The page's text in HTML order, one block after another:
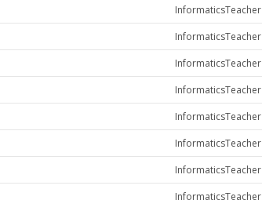
InformaticsTeacher
InformaticsTeacher
InformaticsTeacher
InformaticsTeacher
InformaticsTeacher
InformaticsTeacher
InformaticsTeacher
InformaticsTeacher